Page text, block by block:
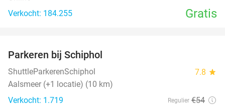
Verkocht: 184.255
Gratis
Parkeren bij Schiphol
ShuttleParkerenSchiphol 7.8 star
Aalsmeer (+1 locatie) (10 km)
Verkocht: 1.719
Regulier €54